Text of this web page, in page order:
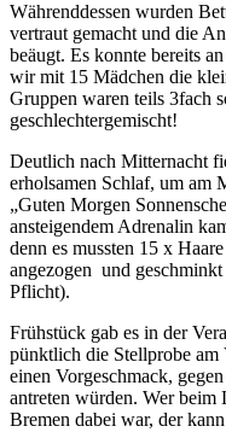
Währenddessen wurden
vertraut gemacht und die
beäugt. Es konnte bereits
wir mit 15 Mädchen die
Gruppen waren teils 3fach
geschlechtergemischt!
Deutlich nach Mitternacht
erholsamen Schlaf, um am
„Guten Morgen
ansteigendem Adrenalin
denn es mussten 15 x
angezogen und
Pflicht).
Frühstück gab es in der
pünktlich die Stellprobe am
einen Vorgeschmack,
antreten würden. Wer beim
Bremen dabei war, der